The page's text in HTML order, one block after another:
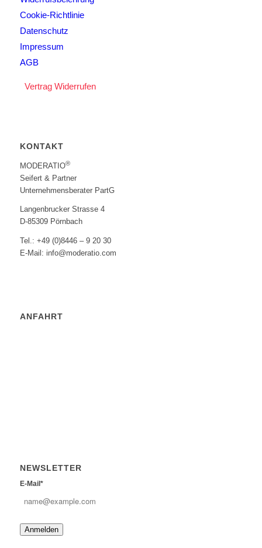
Cookie-Richtlinie
Datenschutz
Impressum
AGB
Vertrag Widerrufen
KONTAKT
MODERATIO®
Seifert & Partner
Unternehmensberater PartG
Langenbrucker Strasse 4
D-85309 Pörnbach
Tel.: +49 (0)8446 – 9 20 30
E-Mail: info@moderatio.com
ANFAHRT
NEWSLETTER
E-Mail*
Anmelden